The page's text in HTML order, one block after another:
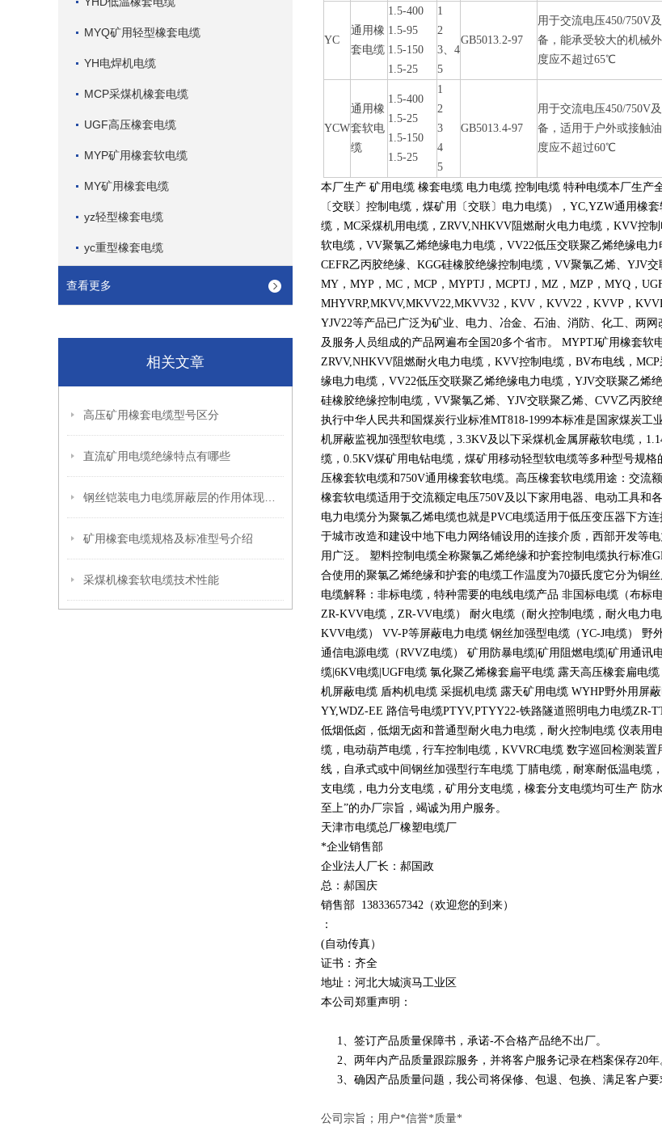
MYQ矿用轻型橡套电缆
YH电焊机电缆
MCP采煤机橡套电缆
UGF高压橡套电缆
MYP矿用橡套软电缆
MY矿用橡套电缆
yz轻型橡套电缆
yc重型橡套电缆
查看更多
相关文章
高压矿用橡套电缆型号区分
直流矿用电缆绝缘特点有哪些
矿用橡套电缆规格及标准型号介绍
采煤机橡套软电缆技术性能
YC
通用橡
套电缆
1.5-400
1.5-95
1.5-150
1.5-25
1
2
3、4
5
GB5013.2-97
用于交流电压450/750V
备，能承受较大的机械
度应不超过65℃
YCW
通用橡
套软电
缆
1.5-400
1.5-25
1.5-150
1.5-25
1
2
3
4
5
GB5013.4-97
用于交流电压450/750V
备，适用于户外或接触
度应不超过60℃
本厂生产 矿用电缆 橡套电缆 电力电缆 控制电缆 特种电缆本厂生
〔交联〕控制电缆，煤矿用〔交联〕电力电缆）， YC,YZW通用橡套
缆， MC采煤机用电缆， ZRVV,NHKVV阻燃耐火电力电缆， KVV控制
软电缆， VV聚氯乙烯绝缘电力电缆， VV22低压交联聚乙烯绝缘电力
CEFR乙丙胶绝缘、 KGG硅橡胶绝缘控制电缆， VV聚氯乙烯、 YJV交
MY ， MYP ， MC ， MCP ， MYPTJ ， MCPTJ ， MZ ， MZP ， MYQ ，
MHYVRP,MKVV,MKVV22,MKVV32 ， KVV ， KVV22 ， KVVP ，
YJV22等产品已广泛为矿业、电力、冶金、石油、消防、化工、两
及服务人员组成的产品网遍布全国 20多个省市。 MYPTJ矿用橡套软
ZRVV,NHKVV阻燃耐火电力电缆， KVV控制电缆， BV布电线， MCP
缘电力电缆， VV22低压交联聚乙烯绝缘电力电缆， YJV交联聚乙烯
硅橡胶绝缘控制电缆， VV聚氯乙烯、 YJV交联聚乙烯、 CVV乙丙胶绝
执行中华人民共和国煤炭行业标准MT818-1999本标准是国家煤炭工
机屏蔽监视加强型软电缆， 3.3KV及以下采煤机金属屏蔽软电缆，
缆， 0.5KV煤矿用电钻电缆，煤矿用移动轻型软电缆等多种型号规
压橡套软电缆和 750V通用橡套软电缆。高压橡套软电缆用途：交流
橡套软电缆适用于交流额定电压750V及以下家用电器、电动工具和
电力电缆分为聚氯乙烯电缆也就是PVC电缆适用于低压变压器下方
于城市改造和建设中地下电力网络铺设用的连接介质，西部开发等
用广泛。 塑料控制电缆全称聚氯乙烯绝缘和护套控制电缆执行标准
合使用的聚氯乙烯绝缘和护套的电缆工作温度为70摄氏度它分为铜
电缆解释：非标电缆，特种需要的电线电缆产品 非国标电缆（布标
ZR-KVV电缆， ZR-VV电缆） 耐火电缆（耐火控制电缆，耐火电力电
KVV电缆） VV-P等屏蔽电力电缆 钢丝加强型电缆（YC-J电缆） 野
通信电源电缆（RVVZ电缆） 矿用防暴电缆 矿用阻燃电缆 矿用通讯
缆 |6KV电缆 |UGF电缆 氯化聚乙烯橡套扁平电缆 露天高压橡套扁电
机屏蔽电缆 盾构机电缆 采掘机电缆 露天矿用电缆 WYHP野外用屏
YY,WDZ-EE 路信号电缆PTYV,PTYY22-铁路隧道照明电力电缆ZR-
低烟低卤，低烟无卤和普通型耐火电力电缆，耐火控制电缆 仪表用
缆，电动葫芦电缆，行车控制电缆， KVVRC电缆 数字巡回检测装置
线，自承式或中间钢丝加强型行车电缆 丁腈电缆，耐寒耐低温电缆，
支电缆，电力分支电缆，矿用分支电缆，橡套分支电缆均可生产 防
至上”的办厂宗旨，竭诚为用户服务。
天津市电缆总厂橡塑电缆厂
*企业销售部
企业法人厂长：郝国政
总：郝国庆
销售部 13833657342 （欢迎您的到来）
：
(自动传真）
证书：齐全
地址：河北大城演马工业区
本公司郑重声明：
1、签订产品质量保障书，承诺-不合格产品绝不出厂。
2、两年内产品质量跟踪服务，并将客户服务记录在档案保存20年
3、确因产品质量问题，我公司将保修、包退、包换、满足客户要
公司宗旨；用户*信誉*质量*